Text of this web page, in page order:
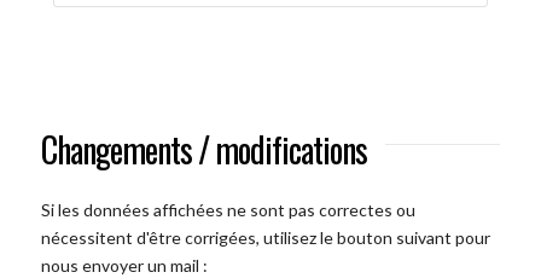
Changements / modifications
Si les données affichées ne sont pas correctes ou
nécessitent d'être corrigées, utilisez le bouton suivant pour
nous envoyer un mail :